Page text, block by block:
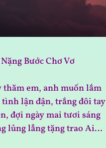
Bước Chơ Vơ
thăm em, anh muốn lắm
lận đận, trắng đôi tay
đợi ngày mai tươi sáng
lủng lẳng tặng trao Ai…